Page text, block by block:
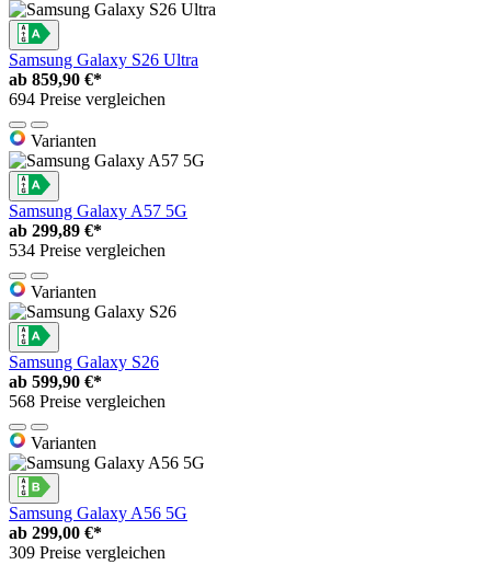
Samsung Galaxy S26 Ultra
ab 859,90 €*
694 Preise vergleichen
Varianten
Samsung Galaxy A57 5G
ab 299,89 €*
534 Preise vergleichen
Varianten
Samsung Galaxy S26
ab 599,90 €*
568 Preise vergleichen
Varianten
Samsung Galaxy A56 5G
ab 299,00 €*
309 Preise vergleichen